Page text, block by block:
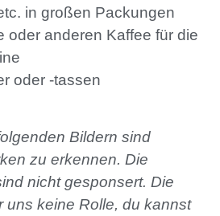
in großen Packungen
oder anderen Kaffee für die
oder -tassen
Bildern sind
zu erkennen. Die
nicht gesponsert. Die
uns keine Rolle, du kannst